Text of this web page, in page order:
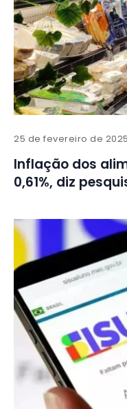
25 de fevereiro de 2025
Inflação dos
0,61%, diz